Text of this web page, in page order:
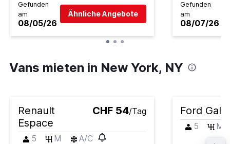
Gefunden
am
08/05/26
Ähnliche Angebote
Gefunden
am
08/07/26
Vans mieten in New York, NY
Renault
Espace
CHF 54/Tag
5 M A/C
Ford
5 M